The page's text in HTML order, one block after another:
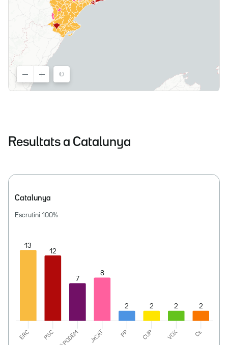
Resultats a Catalunya
Catalunya
Escrutini 100%